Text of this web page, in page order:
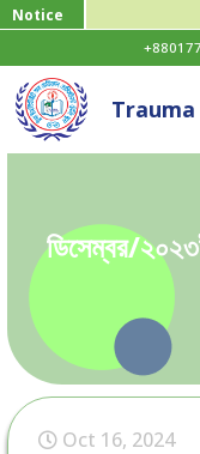
Notice
Trauma
ডিসেম্বর/
Oct 16, 2024